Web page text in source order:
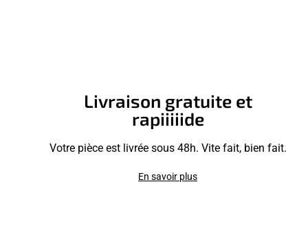
Livraison gratuite et
rapiiiiide
Votre pièce est livrée sous 48h. Vite fait, bien fait.
En savoir plus